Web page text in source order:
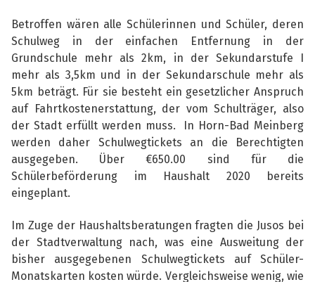
Betroffen wären alle Schülerinnen und Schüler, deren
Schulweg in der einfachen Entfernung in der
Grundschule mehr als 2km, in der Sekundarstufe I
mehr als 3,5km und in der Sekundarschule mehr als
5km beträgt. Für sie besteht ein gesetzlicher Anspruch
auf Fahrtkostenerstattung, der vom Schulträger, also
der Stadt erfüllt werden muss. In Horn-Bad Meinberg
werden daher Schulwegtickets an die Berechtigten
ausgegeben. Über €650.00 sind für die
Schülerbeförderung im Haushalt 2020 bereits
eingeplant.
Im Zuge der Haushaltsberatungen fragten die Jusos bei
der Stadtverwaltung nach, was eine Ausweitung der
bisher ausgegebenen Schulwegtickets auf Schüler-
Monatskarten kosten würde. Vergleichsweise wenig, wie